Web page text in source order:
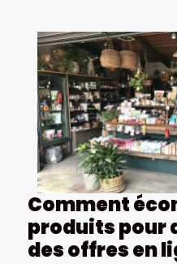
Comment
produits pour
des offres en